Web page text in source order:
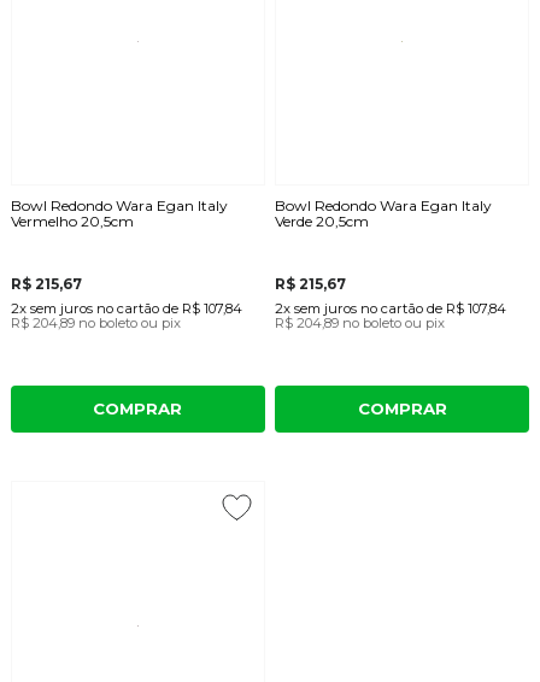
Bowl Redondo Wara Egan Italy
Vermelho 20,5cm
R$ 215,67
2x sem juros no cartãode R$ 107,84
R$ 204,89 no boleto ou pix
COMPRAR
Bowl Redondo Wara Egan Italy
Verde 20,5cm
R$ 215,67
2x sem juros no cartão de R$ 107,84
R$ 204,89 no boleto ou pix
COMPRAR